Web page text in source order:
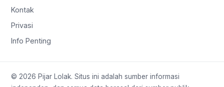
Kontak
Privasi
Info Penting
© 2026 Pijar Lolak. Situs ini adalah sumber informasi